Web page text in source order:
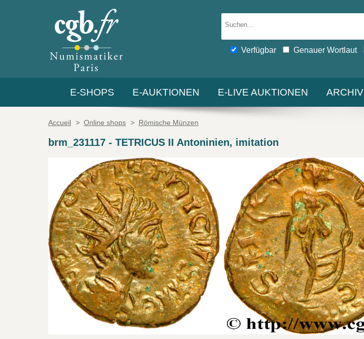
Verfügbar Genauer Wortlaut
E-SHOPS E-AUKTIONEN E-LIVE AUKTIONEN ARCHIV
Accueil > Online shops > Römische Münzen
brm_231117 - TETRICUS II Antoninien, imitation